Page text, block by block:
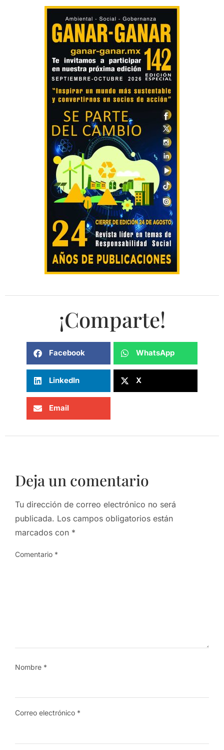
¡Comparte!
Facebook WhatsApp
LinkedIn X
Email
Deja un comentario
Tu dirección de correo electrónico no será
publicada. Los campos obligatorios están
marcados con *
Comentario *
Nombre *
Correo electrónico *